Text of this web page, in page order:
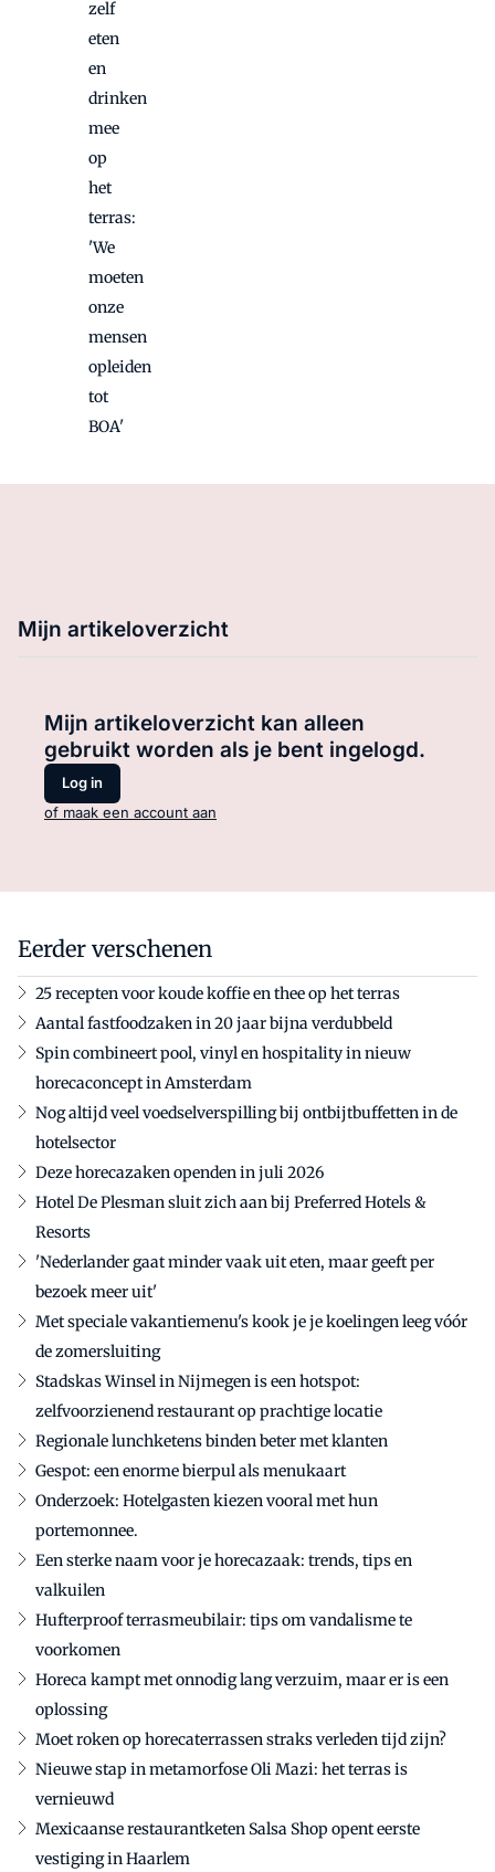
zelf
eten
en
drinken
mee
op
het
terras:
'We
moeten
onze
mensen
opleiden
tot
BOA'
Mijn artikeloverzicht
Mijn artikeloverzicht kan alleen
gebruikt worden als je bent ingelogd.
Log in
of maak een account aan
Eerder verschenen
25 recepten voor koude koffie en thee op het terras
Aantal fastfoodzaken in 20 jaar bijna verdubbeld
Spin combineert pool, vinyl en hospitality in nieuw
horecaconcept in Amsterdam
Nog altijd veel voedselverspilling bij ontbijtbuffetten in de
hotelsector
Deze horecazaken openden in juli 2026
Hotel De Plesman sluit zich aan bij Preferred Hotels &
Resorts
'Nederlander gaat minder vaak uit eten, maar geeft per
bezoek meer uit'
Met speciale vakantiemenu's kook je je koelingen leeg vóór
de zomersluiting
Stadskas Winsel in Nijmegen is een hotspot:
zelfvoorzienend restaurant op prachtige locatie
Regionale lunchketens binden beter met klanten
Gespot: een enorme bierpul als menukaart
Onderzoek: Hotelgasten kiezen vooral met hun
portemonnee.
Een sterke naam voor je horecazaak: trends, tips en
valkuilen
Hufterproof terrasmeubilair: tips om vandalisme te
voorkomen
Horeca kampt met onnodig lang verzuim, maar er is een
oplossing
Moet roken op horecaterrassen straks verleden tijd zijn?
Nieuwe stap in metamorfose Oli Mazi: het terras is
vernieuwd
Mexicaanse restaurantketen Salsa Shop opent eerste
vestiging in Haarlem